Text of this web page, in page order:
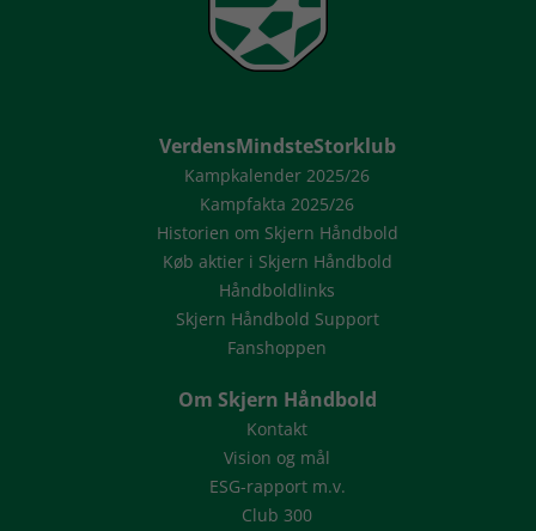
VerdensMindsteStorklub
Kampkalender 2025/26
Kampfakta 2025/26
Historien om Skjern Håndbold
Køb aktier i Skjern Håndbold
Håndboldlinks
Skjern Håndbold Support
Fanshoppen
Om Skjern Håndbold
Kontakt
Vision og mål
ESG-rapport m.v.
Club 300